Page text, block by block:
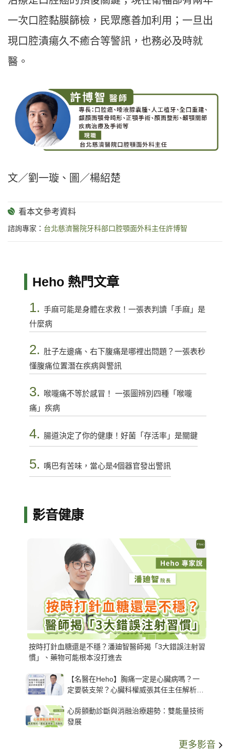
一次口腔黏膜篩檢，民眾應善加利用；一旦出
現口腔潰瘍久不癒合等警訊，也務必及時就
醫。
文／劉一璇、圖／楊紹楚
諮詢專家： 台北慈濟醫院牙科部口腔顎面外科主任許博智
Heho 熱門文章
1. 手麻可能是身體在求救！一張表判讀「手麻」是
什麼病
2. 肚子左邊痛、右下腹痛是哪裡出問題？一張表秒
懂腹痛位置潛在疾病與警訊
3.
喉嚨痛不等於感冒！ 一張圖辨別四種「喉嚨
痛」疾病
4. 腸道決定了你的健康！好菌「存活率」是關鍵
5. 嘴巴有苦味，當心是4個器官發出警訊
影音健康
按時打針血糖還是不穩？潘廸智醫師揭「3大錯誤注射習
慣」、藥物可能根本沒打進去
【名醫在Heho】胸痛一定是心臟病嗎？一
定要裝支架？心臟科權威張其任主任解析支
心房顫動診斷與消融治療趨勢：雙能量技術
發展
更多影音